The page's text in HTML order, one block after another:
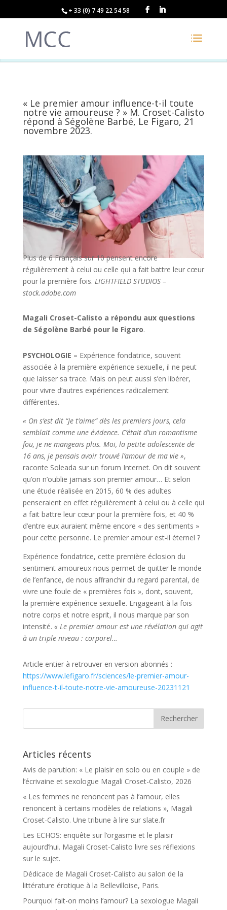
+ 33 (0) 7 49 22 54 58
« Le premier amour influence-t-il toute
notre vie amoureuse ? » M. Croset-Calisto
répond à Ségolène Barbé, Le Figaro, 21
novembre 2023.
Plus de 6 Français sur 10 pensent encore
régulièrement à celui ou celle qui a fait battre leur cœur
pour la première fois. LIGHTFIELD STUDIOS –
stock.adobe.com
Magali Croset-Calisto a répondu aux questions
de Ségolène Barbé pour le Figaro.
PSYCHOLOGIE – Expérience fondatrice, souvent
associée à la première expérience sexuelle, il ne peut
que laisser sa trace. Mais on peut aussi s’en libérer,
pour vivre d’autres expériences radicalement
différentes.
« On s’est dit “Je t’aime” dès les premiers jours, cela
semblait comme une évidence. C’était d’un romantisme
fou, je ne mangeais plus. Moi, la petite adolescente de
16 ans, je pensais avoir trouvé l’amour de ma vie »,
raconte Soleada sur un forum Internet. On dit souvent
qu’on n’oublie jamais son premier amour… Et selon
une étude réalisée en 2015, 60 % des adultes
penseraient en effet régulièrement à celui ou à celle qui
a fait battre leur cœur pour la première fois, et 40 %
d’entre eux auraient même encore « des sentiments »
pour cette personne. Le premier amour est-il éternel ?
Expérience fondatrice, cette première éclosion du
sentiment amoureux nous permet de quitter le monde
de l’enfance, de nous affranchir du regard parental, de
vivre une foule de « premières fois », dont, souvent,
la première expérience sexuelle. Engageant à la fois
notre corps et notre esprit, il nous marque par son
intensité. « Le premier amour est une révélation qui agit
à un triple niveau : corporel…
Article entier à retrouver en version abonnés :
https://www.lefigaro.fr/sciences/le-premier-amour-
influence-t-il-toute-notre-vie-amoureuse-20231121
Articles récents
Avis de parution: « Le plaisir en solo ou en couple » de
l’écrivaine et sexologue Magali Croset-Calisto, 2026
« Les femmes ne renoncent pas à l’amour, elles
renoncent à certains modèles de relations », Magali
Croset-Calisto. Une tribune à lire sur slate.fr
Les ECHOS: enquête sur l’orgasme et le plaisir
aujourd’hui. Magali Croset-Calisto livre ses réflexions
sur le sujet.
Dédicace de Magali Croset-Calisto au salon de la
littérature érotique à la Bellevilloise, Paris.
Pourquoi fait-on moins l’amour? La sexologue Magali